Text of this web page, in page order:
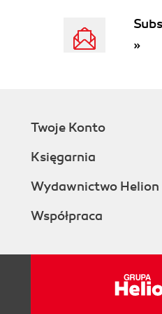
Precyzyjne
Zmiana położenia linii
Włączanie
Zmiana parametrów
Tworzenie względnej
Powiększanie z
Magnification (40)
Zastosowanie menu
Ustalanie stopnia
»
Twoje Konto
Księgarnia
Wydawnictwo Helion
Współpraca